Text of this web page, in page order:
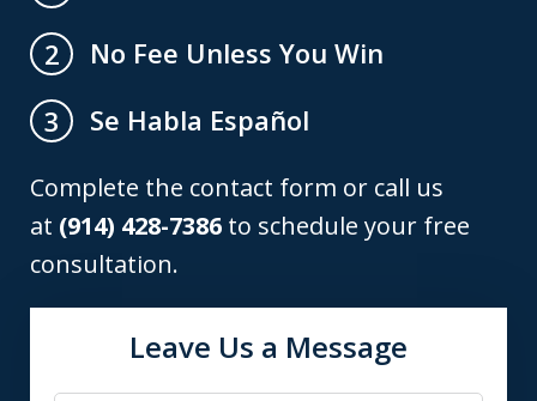
2
No Fee Unless You Win
3
Se Habla Español
Complete the contact form or call us
at (914) 428-7386 to schedule your free
consultation.
Leave Us a Message